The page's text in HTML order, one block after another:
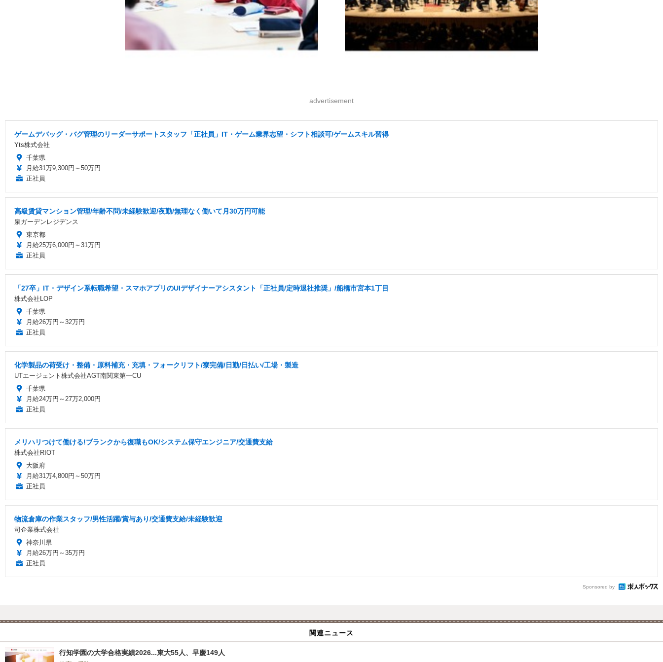
advertisement
ゲームデバッグ・バグ管理のリーダーサポートスタッフ「正社員」IT・ゲーム業界志望・シフト相談可/ゲームスキル習得
Yts株式会社
千葉県
月給31万9,300円～50万円
正社員
高級賃貸マンション管理/年齢不問/未経験歓迎/夜勤/無理なく働いて月30万円可能
泉ガーデンレジデンス
東京都
月給25万6,000円～31万円
正社員
「27卒」IT・デザイン系転職希望・スマホアプリのUIデザイナーアシスタント「正社員/定時退社推奨」/船橋市宮本1丁目
株式会社LOP
千葉県
月給26万円～32万円
正社員
化学製品の荷受け・整備・原料補充・充填・フォークリフト/寮完備/日勤/日払い/工場・製造
UTエージェント株式会社AGT南関東第一CU
千葉県
月給24万円～27万2,000円
正社員
メリハリつけて働ける!ブランクから復職もOK/システム保守エンジニア/交通費支給
株式会社RIOT
大阪府
月給31万4,800円～50万円
正社員
物流倉庫の作業スタッフ/男性活躍/賞与あり/交通費支給/未経験歓迎
司企業株式会社
神奈川県
月給26万円～35万円
正社員
Sponsored by
関連ニュース
行知学園の大学合格実績2026...東大55人、早慶149人